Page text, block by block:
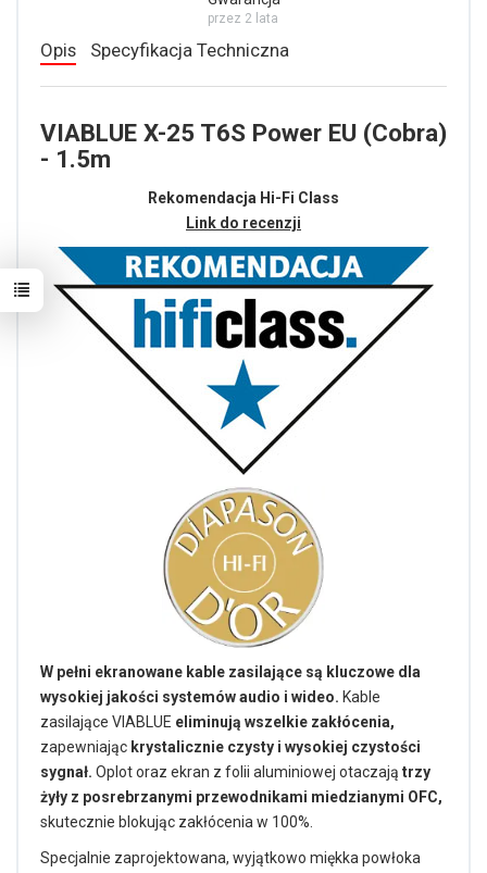
przez 2 lata
Opis Specyfikacja Techniczna
VIABLUE X-25 T6S Power EU (Cobra)
- 1.5m
Rekomendacja Hi-Fi Class
Link do recenzji
W pełni ekranowane kable zasilające są kluczowe dla
wysokiej jakości systemów audio i wideo. Kable
zasilające VIABLUE eliminują wszelkie zakłócenia,
zapewniając krystalicznie czysty i wysokiej czystości
sygnał. Oplot oraz ekran z folii aluminiowej otaczają trzy
żyły z posrebrzanymi przewodnikami miedzianymi OFC,
skutecznie blokując zakłócenia w 100%.
Specjalnie zaprojektowana, wyjątkowo miękka powłoka